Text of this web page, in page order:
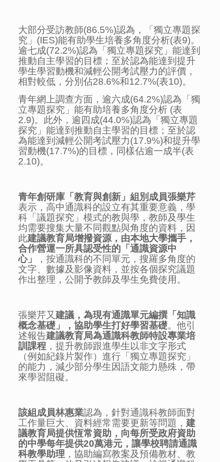
大部分受訪教師(86.5%)認為，「獨立專題探
究」(IES)能有助學生培養多角度分析(表9)。
逾七成(72.2%)認為「獨立專題探究」能達到
推動自主學習的目標；至於認為能達到提升
學生學習動機和減輕公開考試壓力的評價，
相對較低，分別佔28.6%和12.7%(表10)。
青年網上調查方面，逾六成(64.2%)認為「獨
立專題探究」能有助培養多角度分析 (表
2.9)。此外，逾四成(44.0%)認為「獨立專題
探究」能達到推動自主學習的目標；至於認
為能達到減輕公開考試壓力(17.9%)和提升學
習動機(17.7%)的目標，同樣佔逾一成半(表
2.10)。
青年創研庫「教育與創新」組別成員張樂芹
表示，高中通識科的設立有其重要意義，學
科「議題探究」模式的教與學，教師及學生
均需要搜集大量不同觀點與角度的資料，因
此建議教育局增撥資源，由本地大學攜手，
合作營運一所具認受性的「通識資源中
心」
，按通識科的不同單元，搜羅多角度的
文字、數據及影像資料，並按各個探究議題
作出整理，公開予教師及學生免費使用。
張樂芹又建議，為現有通識單元編撰「知識
概念基礎」，協助學生打好學習基礎。他引
述報告建議教育局為通識科教師特設專業培
訓課程 ，提升教師跟進學生以非文字形式
（例如紀錄片製作）進行「獨立專題探究」
的能力，減少部分學生因語文能力懸殊，帶
來學習阻礙。
該組成員林惠業認為，針對通識科教師面對
工作量巨大、資料經常需要更新等問題，建
議教育局提供恆常資助，向每所受政府資助
的中學每年提供20萬港元，讓學校聘請通識
科教學助理 ，協助編寫教案及預備教材、教